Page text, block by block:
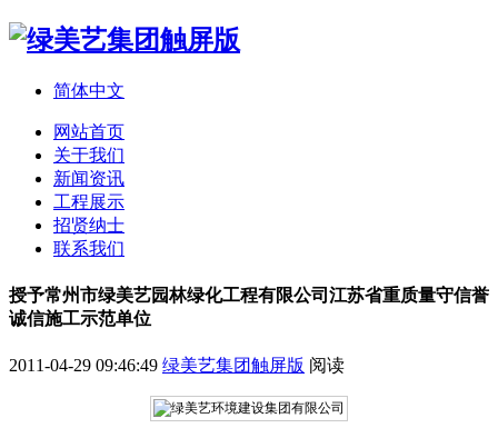
简体中文
网站首页
关于我们
新闻资讯
工程展示
招贤纳士
联系我们
授予常州市绿美艺园林绿化工程有限公司江苏省重质量守信誉
诚信施工示范单位
2011-04-29 09:46:49 绿美艺集团触屏版 阅读